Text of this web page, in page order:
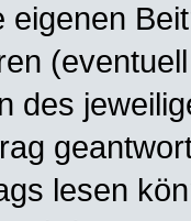
eigenen
des
lesen